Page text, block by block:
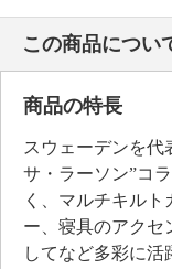
この商品につい
商品の特長
スウェーデンを代
サ・ラーソン”コ
く、マルチキル
ー、寝具のアクセ
してなど多彩に活